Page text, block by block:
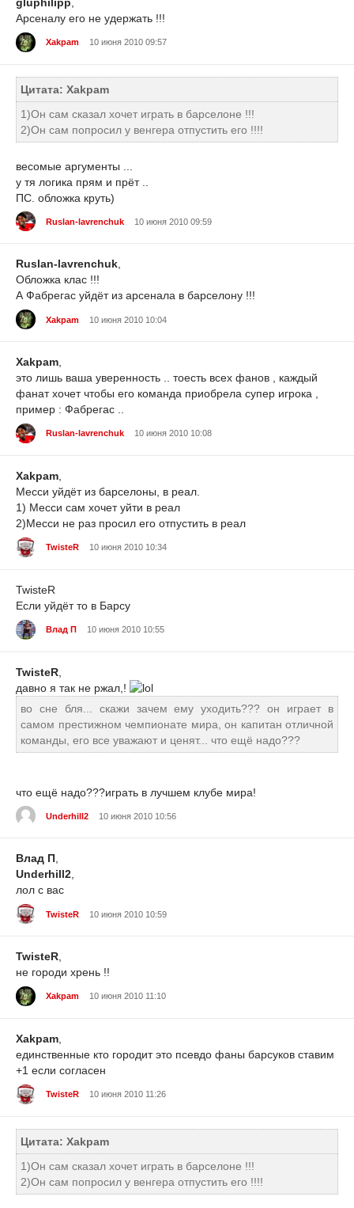
Арсеналу его не удержать !!!
Xakpam 10 июня 2010 09:57
Цитата: Xakpam
1)Он сам сказал хочет играть в барселоне !!!
2)Он сам попросил у венгера отпустить его !!!!
весомые аргументы ...
у тя логика прям и прёт ..
ПС. обложка круть)
Ruslan-lavrenchuk 10 июня 2010 09:59
Ruslan-lavrenchuk,
Обложка клас !!!
А Фабрегас уйдёт из арсенала в барселону !!!
Xakpam 10 июня 2010 10:04
Xakpam,
это лишь ваша уверенность .. тоесть всех фанов , каждый
фанат хочет чтобы его команда приобрела супер игрока ,
пример : Фабрегас ..
Ruslan-lavrenchuk 10 июня 2010 10:08
Xakpam
Месси уйдёт из барселоны, в реал.
1) Месси сам хочет уйти в реал
2)Месси не раз просил его отпустить в реал
TwisteR 10 июня 2010 10:34
TwisteR
Если уйдёт то в Барсу
Влад П 10 июня 2010 10:55
TwisteR
давно я так не ржал,!
во сне бля... скажи зачем ему уходить??? он играет в
самом престижном чемпионате мира, он капитан отличной
команды, его все уважают и ценят... что ещё надо???
что ещё надо???играть в лучшем клубе мира!
Underhill2 10 июня 2010 10:56
Влад П,
Underhill2,
лол с вас
TwisteR 10 июня 2010 10:59
TwisteR,
не городи хрень !!
Xakpam 10 июня 2010 11:10
Xakpam
единственные кто городит это псевдо фаны барсуков ставим
+1 если согласен
TwisteR 10 июня 2010 11:26
Цитата: Xakpam
1)Он сам сказал хочет играть в барселоне !!!
2)Он сам попросил у венгера отпустить его !!!!